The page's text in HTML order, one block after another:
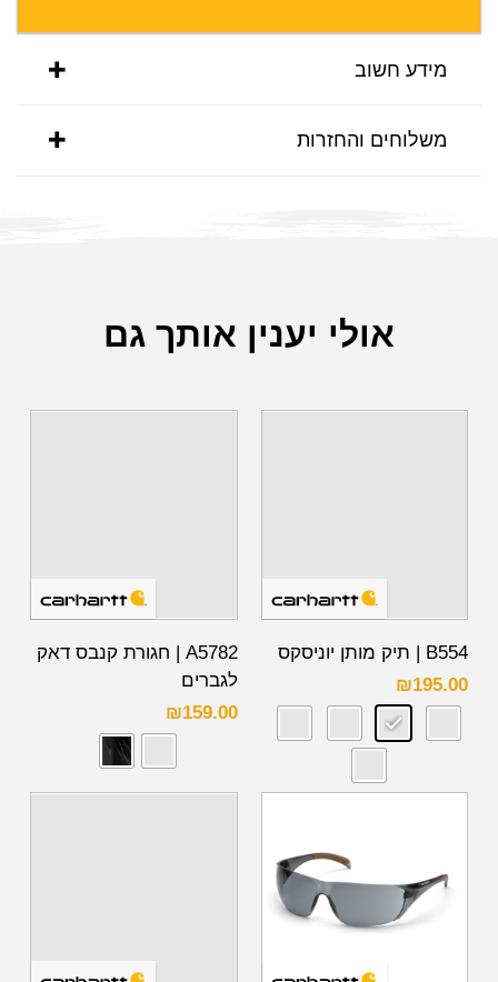
מידע חשוב
משלוחים והחזרות
אולי יענין אותך גם
B554 | תיק מותן יוניסקס
₪195.00
A5782 | חגורת קנבס דאק
לגברים
₪159.00